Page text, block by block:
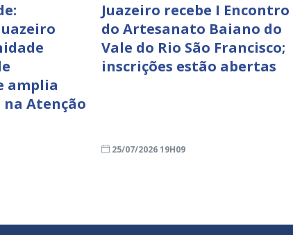
amplia
Atenção
Juazeiro recebe I Encontro
do Artesanato Baiano do
Vale do Rio São Francisco;
inscrições estão abertas
25/07/2026 19H09